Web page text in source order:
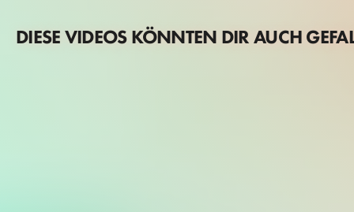
DIESE VIDEOS KÖNNTEN DIR AUCH